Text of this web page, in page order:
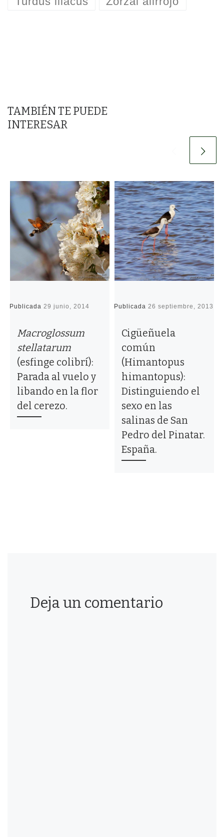
TAMBIÉN TE PUEDE
INTERESAR
Publicada29 junio, 2014
Macroglossum
stellatarum
(esfinge colibrí):
Parada al vuelo y
libando en la flor
del cerezo.
Publicada26 septiembre, 2013
Cigüeñuela
común
(Himantopus
himantopus):
Distinguiendo el
sexo en las
salinas de San
Pedro del Pinatar.
España.
Deja un comentario